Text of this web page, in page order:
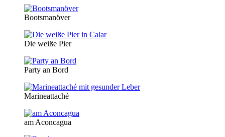
Bootsmanöver
Die weiße Pier
Party an Bord
Marineattaché
am Aconcagua